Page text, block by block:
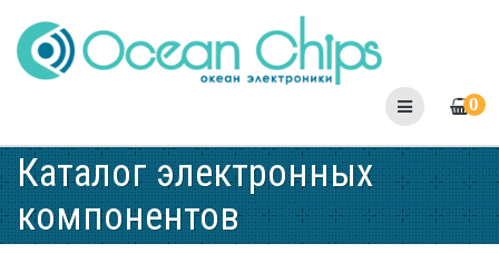
to
content
0
Каталог электронных
компонентов